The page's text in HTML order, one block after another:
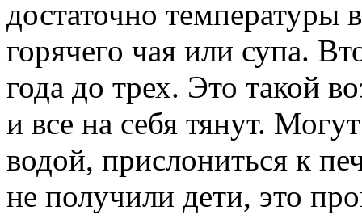
достаточно температуры
горячего чая или супа.
года до трех. Это такой
и все на себя тянут.
водой, прислониться к
не получили дети, это